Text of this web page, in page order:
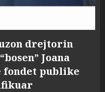
drejtorin
Joana
fondet publike